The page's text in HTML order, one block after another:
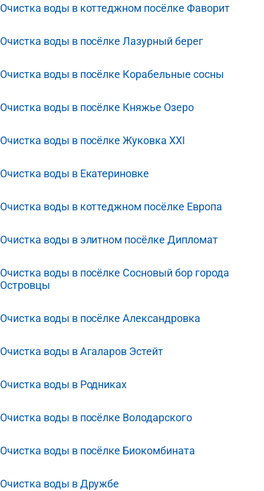
Очистка воды в коттеджном посёлке Фаворит
Очистка воды в посёлке Лазурный берег
Очистка воды в посёлке Корабельные сосны
Очистка воды в посёлке Княжье Озеро
Очистка воды в посёлке Жуковка XXI
Очистка воды в Екатериновке
Очистка воды в коттеджном посёлке Европа
Очистка воды в элитном посёлке Дипломат
Очистка воды в посёлке Сосновый бор города
Островцы
Очистка воды в посёлке Александровка
Очистка воды в Агаларов Эстейт
Очистка воды в Родниках
Очистка воды в посёлке Володарского
Очистка воды в посёлке Биокомбината
Очистка воды в Дружбе